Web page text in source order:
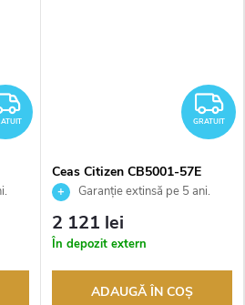
GRATUIT
GRATUIT
Ceas Citizen CB5001-57E
Garanție extinsă pe 5 ani.
Până la 100 de zile pentru
returnarea bunurilor. Vânzător
autorizat
2 121 lei
În depozit extern
ADAUGĂ ÎN COŞ